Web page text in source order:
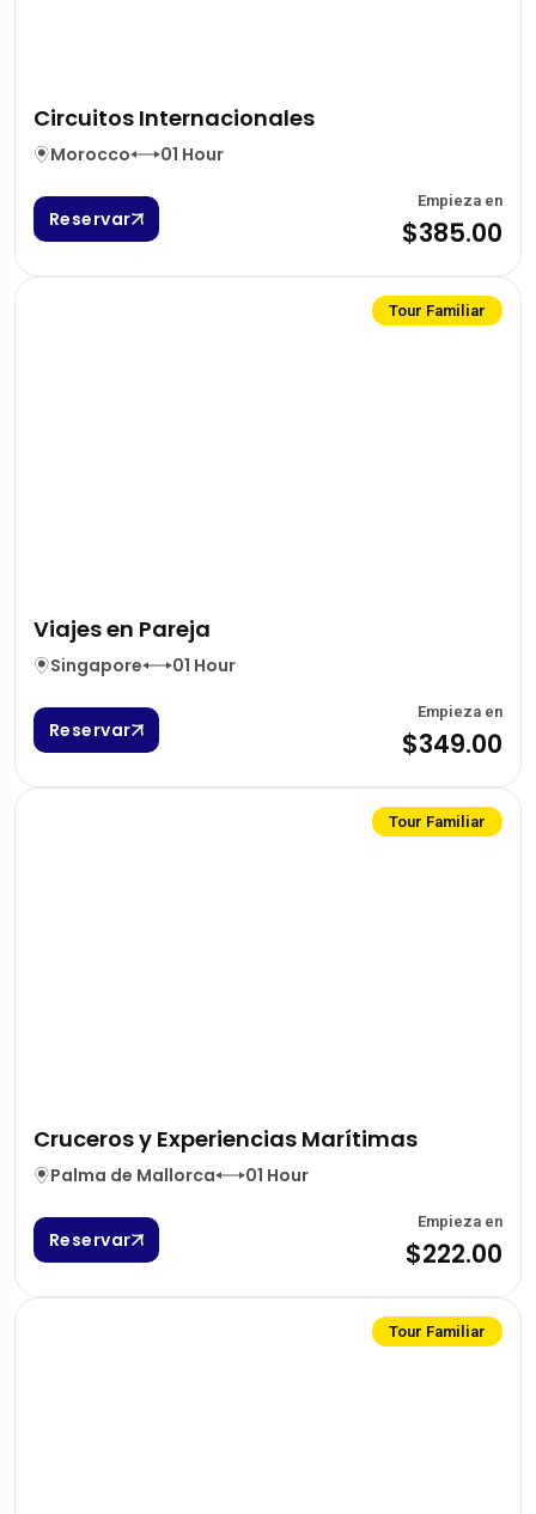
Circuitos Internacionales
Morocco 01 Hour
Reservar
Empieza en
$385.00
Tour Familiar
Viajes en Pareja
Singapore 01 Hour
Reservar
Empieza en
$349.00
Tour Familiar
Cruceros y Experiencias Marítimas
Palma de Mallorca 01 Hour
Reservar
Empieza en
$222.00
Tour Familiar